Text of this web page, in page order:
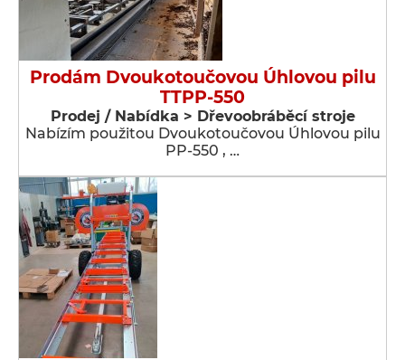
Prodám Dvoukotoučovou Úhlovou pilu
TTPP-550
Prodej / Nabídka > Dřevoobráběcí stroje
Nabízím použitou Dvoukotoučovou Úhlovou pilu
PP-550 , …